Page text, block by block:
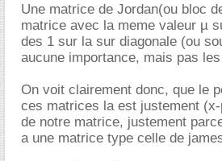
Une matrice de Jordan(ou bloc
matrice avec la meme valeur µ
des 1 sur la sur diagonale (ou
aucune importance, mais pas
On voit clairement donc, que le
ces matrices la est justement
de notre matrice, justement
a une matrice type celle de